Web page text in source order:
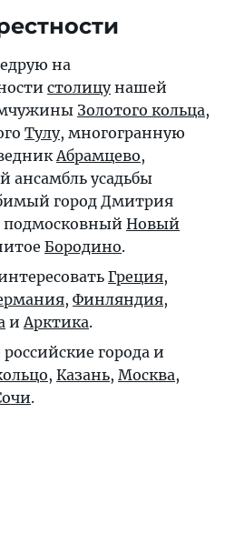
на
столицунашей
Золотого кольца,
Тулу, многогранную
Абрамцево,
ансамбль усадьбы
город Дмитрия
подмосковный Новый
Бородино.
Греция,
, Финляндия,
и Арктика.
города и
, Казань, Москва,
.